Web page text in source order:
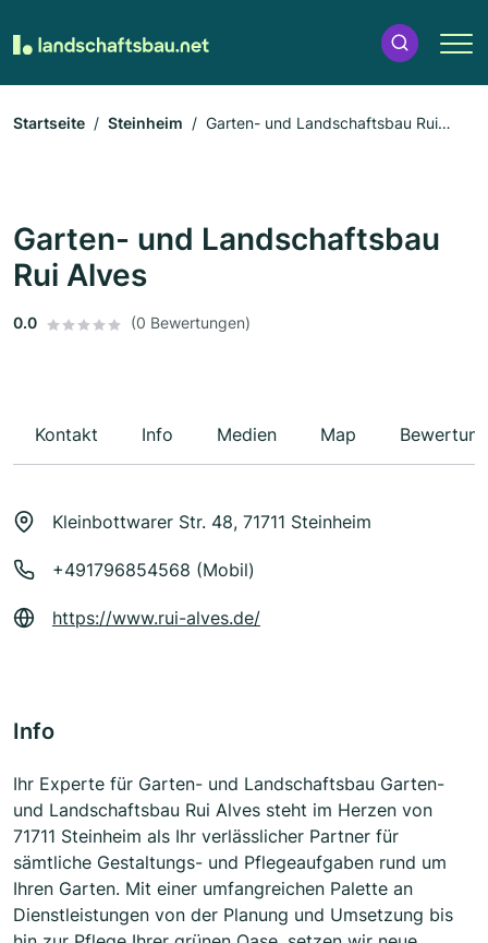
Startseite Steinheim
Garten- und Landschaftsbau Rui
Garten- und Landschaftsbau
Rui Alves
0.0 (0 Bewertungen)
Kontakt Info Medien Map
Kleinbottwarer Str. 48, 71711 Steinheim
+491796854568 (Mobil)
https://www.rui-alves.de/
Info
Ihr Experte für Garten- und Landschaftsbau Garten-
und Landschaftsbau Rui Alves steht im Herzen von
71711 Steinheim als Ihr verlässlicher Partner für
sämtliche Gestaltungs- und Pflegeaufgaben rund um
Ihren Garten. Mit einer umfangreichen Palette an
Dienstleistungen von der Planung und Umsetzung bis